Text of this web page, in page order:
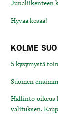
Junaliikenteen
Hyvää kesää!
KOLME
5 kysymystä
Suomen
Hallinto-oikeus
valituksen.